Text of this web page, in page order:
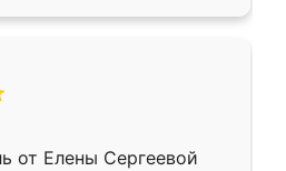
от Елены Сергеевой